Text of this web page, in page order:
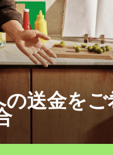
の送金をご